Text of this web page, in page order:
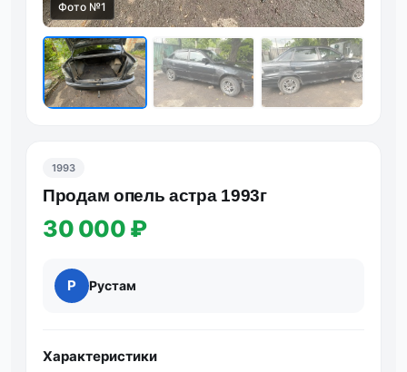
Фото №1
1993
Продам опель астра 1993г
30 000 ₽
Р Рустам
Характеристики